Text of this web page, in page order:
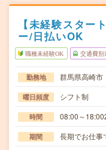
【未経験スター
ー/日払いOK
職種未経験OK 交通費別
勤務地 群馬県高崎市
曜日頻度 シフト制
時間 08:00～
期間 長期でお仕事